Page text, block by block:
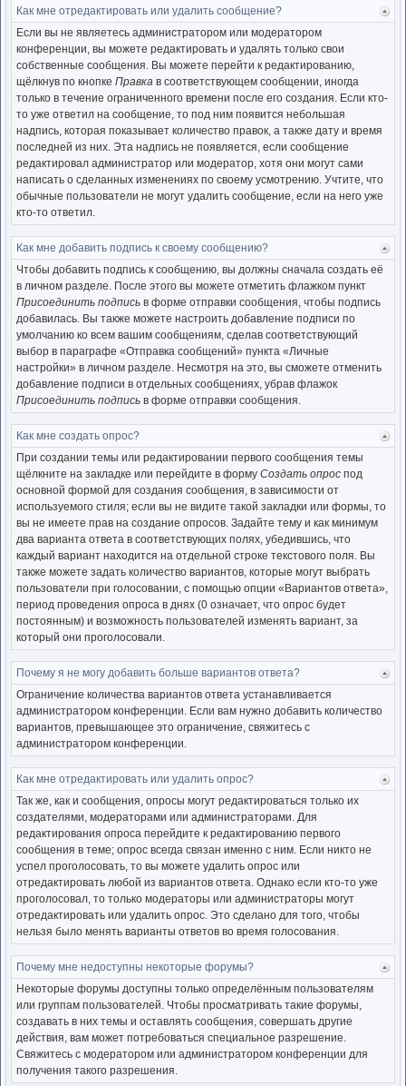
Как мне отредактировать или удалить сообщение?
Если вы не являетесь администратором или модератором
конференции, вы можете редактировать и удалять только свои
собственные сообщения. Вы можете перейти к редактированию,
щёлкнув по кнопке Правка в соответствующем сообщении, иногда
только в течение ограниченного времени после его создания. Если кто-
то уже ответил на сообщение, то под ним появится небольшая
надпись, которая показывает количество правок, а также дату и время
последней из них. Эта надпись не появляется, если сообщение
редактировал администратор или модератор, хотя они могут сами
написать о сделанных изменениях по своему усмотрению. Учтите, что
обычные пользователи не могут удалить сообщение, если на него уже
кто-то ответил.
к
Как мне добавить подпись к своему сообщению?
Чтобы добавить подпись к сообщению, вы должны сначала создать её
в личном разделе. После этого вы можете отметить флажком пункт
Присоединить подпись в форме отправки сообщения, чтобы подпись
добавилась. Вы также можете настроить добавление подписи по
умолчанию ко всем вашим сообщениям, сделав соответствующий
выбор в параграфе «Отправка сообщений» пункта «Личные
настройки» в личном разделе. Несмотря на это, вы сможете отменить
добавление подписи в отдельных сообщениях, убрав флажок
Присоединить подпись в форме отправки сообщения.
Как мне создать опрос?
При создании темы или редактировании первого сообщения темы
щёлкните на закладке или перейдите в форму Создать опрос под
основной формой для создания сообщения, в зависимости от
используемого стиля; если вы не видите такой закладки или формы, то
вы не имеете прав на создание опросов. Задайте тему и как минимум
два варианта ответа в соответствующих полях, убедившись, что
каждый вариант находится на отдельной строке текстового поля. Вы
также можете задать количество вариантов, которые могут выбрать
пользователи при голосовании, с помощью опции «Вариантов ответа»,
период проведения опроса в днях (0 означает, что опрос будет
постоянным) и возможность пользователей изменять вариант, за
который они проголосовали.
Почему я не могу добавить больше вариантов ответа?
Ограничение количества вариантов ответа устанавливается
администратором конференции. Если вам нужно добавить количество
вариантов, превышающее это ограничение, свяжитесь с
администратором конференции.
Как мне отредактировать или удалить опрос?
Так же, как и сообщения, опросы могут редактироваться только их
создателями, модераторами или администраторами. Для
редактирования опроса перейдите к редактированию первого
сообщения в теме; опрос всегда связан именно с ним. Если никто не
успел проголосовать, то вы можете удалить опрос или
отредактировать любой из вариантов ответа. Однако если кто-то уже
проголосовал, то только модераторы или администраторы могут
отредактировать или удалить опрос. Это сделано для того, чтобы
нельзя было менять варианты ответов во время голосования.
Почему мне недоступны некоторые форумы?
Некоторые форумы доступны только определённым пользователям
или группам пользователей. Чтобы просматривать такие форумы,
создавать в них темы и оставлять сообщения, совершать другие
действия, вам может потребоваться специальное разрешение.
Свяжитесь с модератором или администратором конференции для
получения такого разрешения.